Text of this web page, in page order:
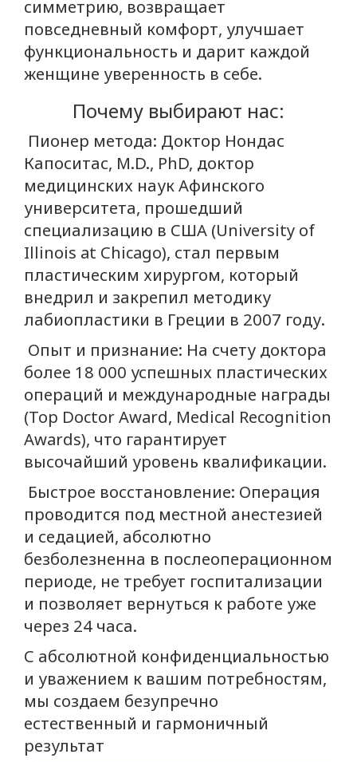
симметрию, возвращает
повседневный комфорт, улучшает
функциональность и дарит каждой
женщине уверенность в себе.
Почему выбирают нас:
Пионер метода: Доктор Нондас
Капоситас, M.D., PhD, доктор
медицинских наук Афинского
университета, прошедший
специализацию в США (University of
Illinois at Chicago), стал первым
пластическим хирургом, который
внедрил и закрепил методику
лабиопластики в Греции в 2007 году.
Опыт и признание: На счету доктора
более 18 000 успешных пластических
операций и международные награды
(Top Doctor Award, Medical Recognition
Awards), что гарантирует
высочайший уровень квалификации.
Быстрое восстановление: Операция
проводится под местной анестезией
и седацией, абсолютно
безболезненна в послеоперационном
периоде, не требует госпитализации
и позволяет вернуться к работе уже
через 24 часа.
С абсолютной конфиденциальностью
и уважением к вашим потребностям,
мы создаем безупречно
естественный и гармоничный
результат